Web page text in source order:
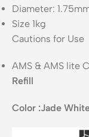
Diameter:
Size 1kg
Cautions for Use
AMS & AMS lite
Refill
Color :Jade